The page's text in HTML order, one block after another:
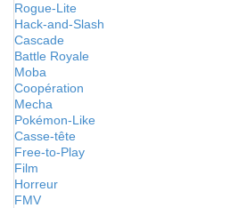
Rogue-Lite
Hack-and-Slash
Cascade
Battle Royale
Moba
Coopération
Mecha
Pokémon-Like
Casse-tête
Free-to-Play
Film
Horreur
FMV